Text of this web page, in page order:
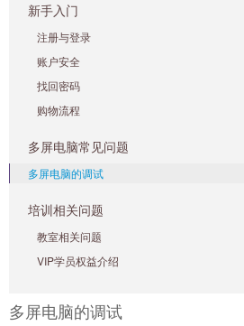
新手入门
注册与登录
账户安全
找回密码
购物流程
多屏电脑常见问题
多屏电脑的调试
培训相关问题
教室相关问题
VIP学员权益介绍
多屏电脑的调试